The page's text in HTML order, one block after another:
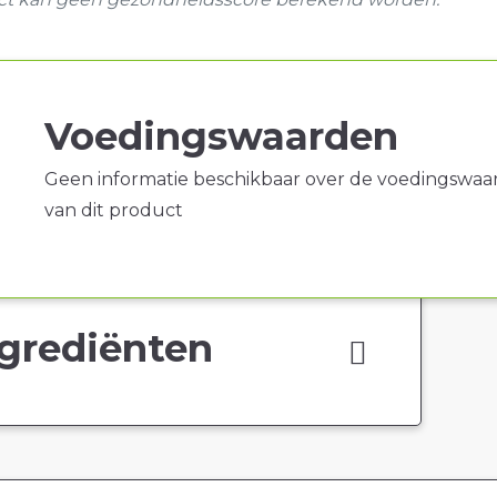
Voedingswaarden
Geen informatie beschikbaar over de
van dit product